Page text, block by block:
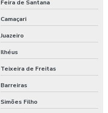
Feira de Santana
Camaçari
Juazeiro
Ilhéus
Teixeira de Freitas
Barreiras
Simões Filho